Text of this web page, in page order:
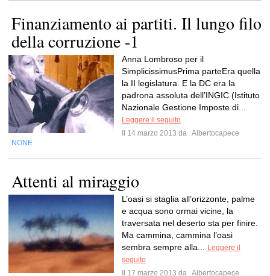
Finanziamento ai partiti. Il lungo filo
della corruzione -1
Anna Lombroso per il
SimplicissimusPrima parteEra quella
la II legislatura. E la DC era la
padrona assoluta dell’INGIC (Istituto
Nazionale Gestione Imposte di...
Leggere il seguito
Il 14 marzo 2013 da Albertocapece
NONE
Attenti al miraggio
L’oasi si staglia all’orizzonte, palme
e acqua sono ormai vicine, la
traversata nel deserto sta per finire.
Ma cammina, cammina l’oasi
sembra sempre alla...
Leggere il
seguito
Il 17 marzo 2013 da Albertocapece